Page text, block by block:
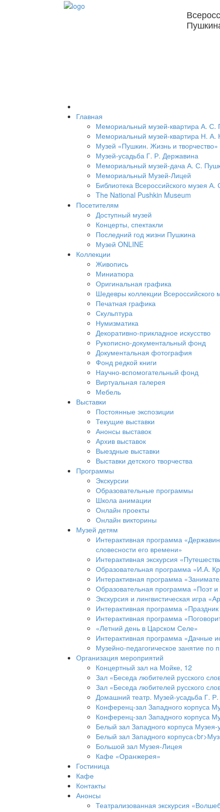
Главная
Мемориальный музей-квартира А. С.
Мемориальный музей-квартира Н. А.
Музей «Пушкин. Жизнь и творчество»
Музей-усадьба Г. Р. Державина
Мемориальный музей-дача А. С.
Мемориальный Музей-Лицей
Библиотека Всероссийского музея
The National Pushkin Museum
Посетителям
Доступный музей
Концерты, спектакли
Последний год жизни Пушкина
Музей ONLINE
Коллекции
Живопись
Миниатюра
Оригинальная графика
Шедевры коллекции
Печатная графика
Скульптура
Нумизматика
Декоративно-прикладное искусство
Рукописно-документальный фонд
Документальная фотография
Фонд редкой книги
Научно-вспомогательный фонд
Виртуальная галерея
Мебель
Выставки
Постоянные экспозиции
Текущие выставки
Анонсы выставок
Архив выставок
Выездные выставки
Выставки детского творчества
Программы
Экскурсии
Образовательные программы
Школа анимации
Онлайн проекты
Онлайн викторины
Музей детям
Интерактивная программа
словесности его времени»
Интерактивная экскурсия
Образовательная программа «И.А.
Интерактивная программа
Образовательная программа «Поэт
Экскурсия и лингвистическая игра
Интерактивная программа
Интерактивная программа
«Летний день в Царском Селе»
Интерактивная программа «Дачные
Музейно-педагогическое занятие
Организация мероприятий
Концертный зал на Мойке, 12
Зал «Беседа любителей русского
Зал «Беседа любителей русского
Домашний театр. Музей-усадьба Г.
Конференц-зал Западного корпуса
Конференц-зал Западного корпуса
Белый зал Западного корпуса
Белый зал Западного
Большой зал Музея-Лицея
Кафе «Оранжерея»
Гостиница
Кафе
Контакты
Анонсы
Театрализованная экскурсия